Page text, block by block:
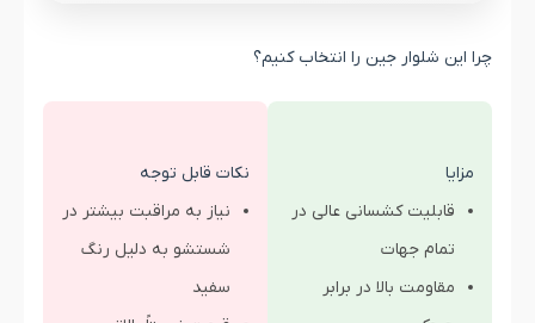
چرا این شلوار جین را انتخاب کنیم؟
مزایا
قابلیت کشسانی عالی در
تمام جهات
مقاومت بالا در برابر
نکات قابل توجه
نیاز به مراقبت بیشتر در
شستشو به دلیل رنگ
سفید